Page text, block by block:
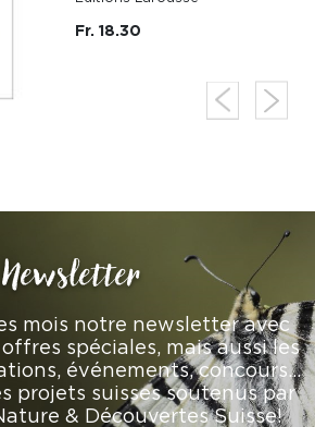
Fr. 18.30
Newsletter
mois notre newsletter avec
spéciales, mais aussi les
événements, concours…
projets suisses soutenus par
& Découvertes Suisse!